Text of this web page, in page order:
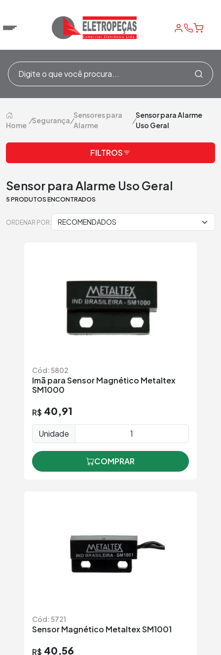
Home
/Segurança/
Sensores para
Alarme
/
Sensor para Alarme
Uso Geral
FILTROS
Sensor para Alarme Uso Geral
5 PRODUTOS ENCONTRADOS
ORDENAR POR:
Cód: 5802
Imã para Sensor Magnético Metaltex
SM1000
R$ 40,91
Unidade
COMPRAR
Cód: 5721
Sensor Magnético Metaltex SM1001
R$ 40,56